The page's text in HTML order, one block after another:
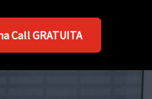
Call GRATUITA